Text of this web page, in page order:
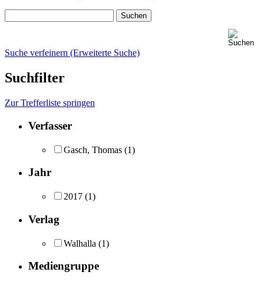
Suche verfeinern (Erweiterte Suche)
Suchfilter
Zur Trefferliste springen
Verfasser
Gasch, Thomas (1)
Jahr
2017 (1)
Verlag
Walhalla (1)
Mediengruppe